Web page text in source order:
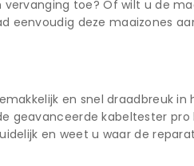
toe? Of wilt u de
eenvoudig deze maaizones
en snel draadbreuk
geavanceerde kabeltester
en weet u waar de